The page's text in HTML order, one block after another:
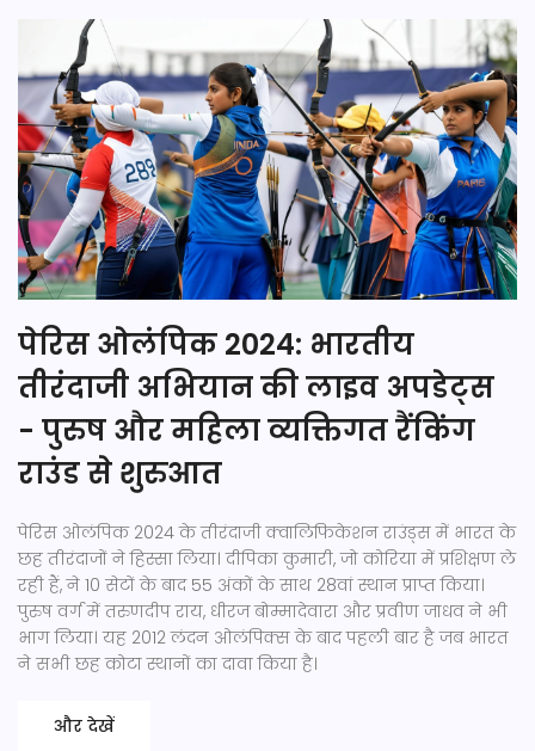
पेरिस ओलंपिक 2024: भारतीय
तीरंदाजी अभियान की लाइव अपडेट्स
- पुरुष और महिला व्यक्तिगत रैंकिंग
राउंड से शुरुआत
पेरिस ओलंपिक 2024 के तीरंदाजी क्वालिफिकेशन राउंड्स में भारत के
छह तीरंदाजों ने हिस्सा लिया। दीपिका कुमारी, जो कोरिया में प्रशिक्षण ले
रही हैं, ने 10 सेटों के बाद 55 अंकों के साथ 28वां स्थान प्राप्त किया।
पुरुष वर्ग में तरुणदीप राय, धीरज बोम्मादेवारा और प्रवीण जाधव ने भी
भाग लिया। यह 2012 लंदन ओलंपिक्स के बाद पहली बार है जब भारत
ने सभी छह कोटा स्थानों का दावा किया है।
और देखें